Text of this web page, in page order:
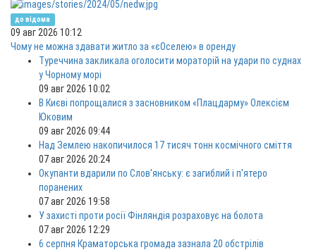
до відома
09 авг 2026 10:12
Чому не можна здавати житло за «єОселею» в оренду
Туреччина закликала оголосити мораторій на удари по суднах
у Чорному морі
09 авг 2026 10:02
В Києві попрощалися з засновником «Плацдарму» Олексієм
Юковим
09 авг 2026 09:44
Над Землею накопичилося 17 тисяч тонн космічного сміття
07 авг 2026 20:24
Окупанти вдарили по Слов'янську: є загиблий і п'ятеро
поранених
07 авг 2026 19:58
У захисті проти росії Фінляндія розраховує на болота
07 авг 2026 12:29
6 серпня Краматорська громада зазнала 20 обстрілів